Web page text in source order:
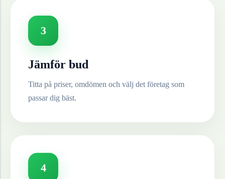
3
Jämför bud
Titta på priser, omdömen och välj det företag som
passar dig bäst.
4